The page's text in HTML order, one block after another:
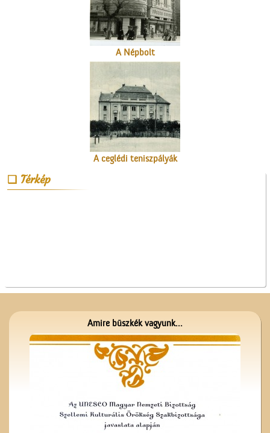
A Népbolt
A ceglédi teniszpályák
Kereszt a Seregélyesben
Térkép
Amire büszkék vagyunk...